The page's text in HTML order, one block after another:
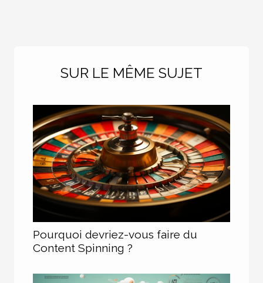
SUR LE MÊME SUJET
Pourquoi devriez-vous faire du
Content Spinning ?